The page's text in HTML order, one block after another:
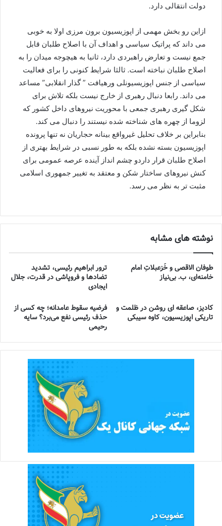
دولت انتقالی دارد.
ازاین رو بخش مهمی از اپوزیسیون برون مرزی اولا به خوبی
می داند که پراتیک سیاسی و اهداف آن با اصلاح طلبان قابل
جمع نیست و تعارض راهبردی دارد، ثانیا به هیچوجه میدان را به
اصلاح طلبان نباخته است. ثالثا شرایط کنونی را برای فعالیت
سیاسی از جنس اپوزیسیونلی ورهیافت ” گذار انقلابی” مساعد
می داند. رابعا دنبال رهبری از خارج نیست بلکه تلاش برای
شکل گیری رهبری جمعی با محوریت نیروهای داخل کشور که
لزوما از چهره های شناخته شده نیستند را دنبال می کند.
بنابراین بر خلاف تحلیل غیرواقع بینانه حجاریان نه تنها پرونده
اپوزیسیون بسته نشده بلکه به طور نسبی در شرایط بهتری از
اصلاح طلبان قرار داردو چشم انداز آینده عرصه عمومی برای
کنش نیروهای ساختار شکن و معتقد به تغییر جمهوری اسلامی
مثبت تر به نظر می رسد.
نوشته های مشابه
طوفان الاقصی و خُزعبلاتِ امام
خامنه‌ای، ب. بی‌نیاز
ترور ابراهیم رئیسی، تشدید
تضادها و فروپاشی در قدرت، جلال
ایجادی
کادیز، صاعقه ای روشن در ظلمت و
تاریکی اپوزیسیون، کاوه سیبکی
فرضیه سقوط عامدانه؛ چه کسی از
حذف رئیسی نفع می‌برد؟ سایه
رحیمی